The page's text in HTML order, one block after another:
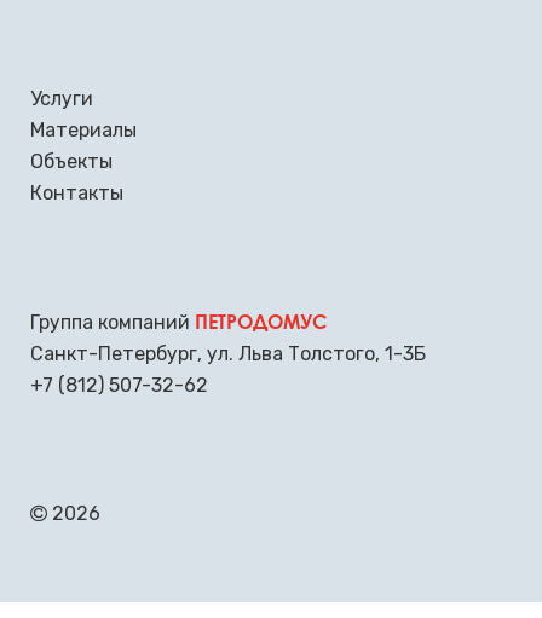
Услуги
Материалы
Объекты
Контакты
Группа компаний ПЕТРОДОМУС
Санкт-Петербург, ул. Льва Толстого, 1-3Б
+7 (812) 507-32-62
2026